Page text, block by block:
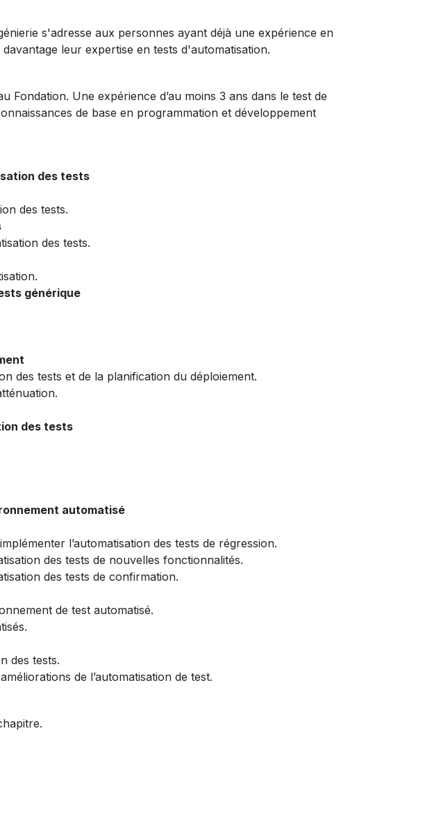
s'adresse aux personnes ayant déjà une expérience en
leur expertise en tests d'automatisation.
Fondation. Une expérience d’au moins 3 ans dans le test de
de base en programmation et développement
des tests
des tests.
des tests.
générique
des tests et de la planification du déploiement.
des tests
automatisé
l’automatisation des tests de régression.
des tests de nouvelles fonctionnalités.
des tests de confirmation.
de test automatisé.
des tests.
de l’automatisation de test.